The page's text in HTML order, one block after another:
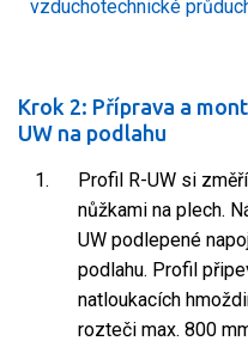
Krok 2: Příprava a
UW na podlahu
Profil R-UW si
nůžkami na plech.
UW podlepené
podlahu. Profil
natloukacích
rozteči max. 800